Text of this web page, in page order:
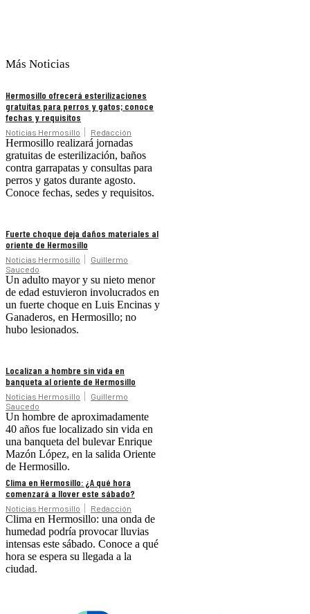
Más Noticias
Hermosillo ofrecerá esterilizaciones
gratuitas para perros y gatos; conoce
fechas y requisitos
Noticias Hermosillo Redacción
Hermosillo realizará jornadas
gratuitas de esterilización, baños
contra garrapatas y consultas para
perros y gatos durante agosto.
Conoce fechas, sedes y requisitos.
Fuerte choque deja daños materiales al
oriente de Hermosillo
Noticias Hermosillo
Guillermo
Saucedo
Un adulto mayor y su nieto menor
de edad estuvieron involucrados en
un fuerte choque en Luis Encinas y
Ganaderos, en Hermosillo; no
hubo lesionados.
Localizan a hombre sin vida en
banqueta al oriente de Hermosillo
Noticias Hermosillo
Guillermo
Saucedo
Un hombre de aproximadamente
40 años fue localizado sin vida en
una banqueta del bulevar Enrique
Mazón López, en la salida Oriente
de Hermosillo.
Clima en Hermosillo: ¿A qué hora
comenzará a llover este sábado?
Noticias Hermosillo Redacción
Clima en Hermosillo: una onda de
humedad podría provocar lluvias
intensas este sábado. Conoce a qué
hora se espera su llegada a la
ciudad.